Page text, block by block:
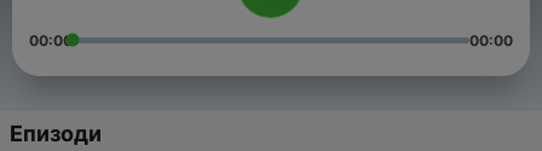
00:00 00:00
Епизоди